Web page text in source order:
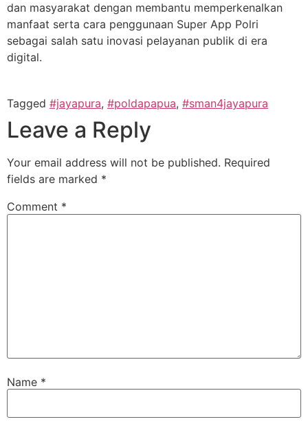
dan masyarakat dengan membantu memperkenalkan
manfaat serta cara penggunaan Super App Polri
sebagai salah satu inovasi pelayanan publik di era
digital.
Tagged #jayapura, #poldapapua, #sman4jayapura
Leave a Reply
Your email address will not be published. Required
fields are marked *
Comment *
Name *